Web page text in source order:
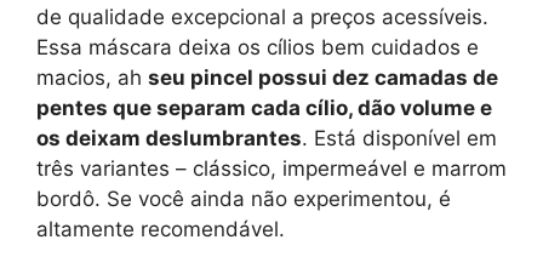
de qualidade excepcional a preços acessíveis.
Essa máscara deixa os cílios bem cuidados e
macios, ah seu pincel possui dez camadas de
pentes que separam cada cílio, dão volume e
os deixam deslumbrantes. Está disponível em
três variantes – clássico, impermeável e marrom
bordô. Se você ainda não experimentou, é
altamente recomendável.